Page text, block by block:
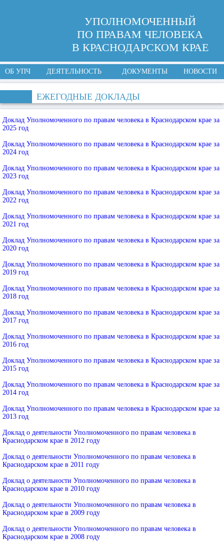
УПОЛНОМОЧЕННЫЙ
ПО ПРАВАМ ЧЕЛОВЕКА
В КРАСНОДАРСКОМ КРАЕ
ОБ УПЧ ДЕЯТЕЛЬНОСТЬ ДОКУМЕНТЫ НОВОСТИ
ЕЖЕГОДНЫЕ ДОКЛАДЫ
Доклад Уполномоченного по правам человека в Краснодарском крае за
2025 год
Доклад Уполномоченного по правам человека в Краснодарском крае за
2024 год
Доклад Уполномоченного по правам человека в Краснодарском крае за
2023 год
Доклад Уполномоченного по правам человека в Краснодарском крае за
2022 год
Доклад Уполномоченного по правам человека в Краснодарском крае за
2021 год
Доклад Уполномоченного по правам человека в Краснодарском крае за
2020 год
Доклад Уполномоченного по правам человека в Краснодарском крае за
2019 год
Доклад Уполномоченного по правам человека в Краснодарском крае за
2018 год
Доклад Уполномоченного по правам человека в Краснодарском крае за
2017 год
Доклад Уполномоченного по правам человека в Краснодарском крае за
2016 год
Доклад Уполномоченного по правам человека в Краснодарском крае за
2015 год
Доклад Уполномоченного по правам человека в Краснодарском крае за
2014 год
Доклад Уполномоченного по правам человека в Краснодарском крае за
2013 год
Доклад о деятельности Уполномоченного по правам человека в
Краснодарском крае в 2012 году
Доклад о деятельности Уполномоченного по правам человека в
Краснодарском крае в 2011 году
Доклад о деятельности Уполномоченного по правам человека в
Краснодарском крае в 2010 году
Доклад о деятельности Уполномоченного по правам человека в
Краснодарском крае в 2009 году
Доклад о деятельности Уполномоченного по правам человека в
Краснодарском крае в 2008 году